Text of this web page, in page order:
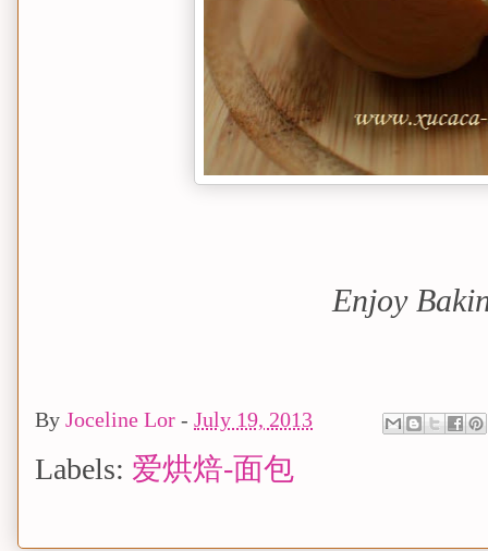
Enjoy
By Joceline Lor - July 19, 2013
Labels: 爱烘焙-面包